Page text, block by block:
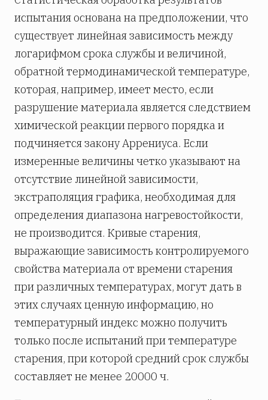
испытания основана на предположении, что
существует линейная зависимость между
логарифмом срока службы и величиной,
обратной термодинамической температуре,
которая, например, имеет место, если
разрушение материала является следствием
химической реакции первого порядка и
подчиняется закону Аррениуса. Если
измеренные величины четко указывают на
отсутствие линейной зависимости,
экстраполяция графика, необходимая для
определения диапазона нагревостойкости,
не производится. Кривые старения,
выражающие зависимость контролируемого
свойства материала от времени старения
при различных температурах, могут дать в
этих случаях ценную информацию, но
температурный индекс можно получить
только после испытаний при температуре
старения, при которой средний срок службы
составляет не менее 20000 ч.